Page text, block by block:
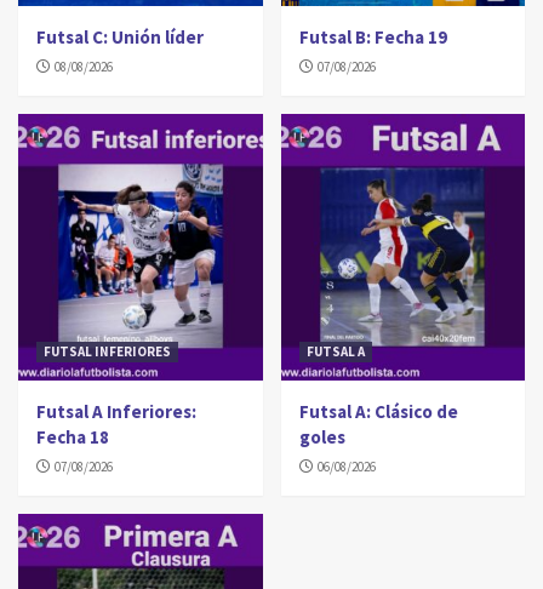
Futsal C: Unión líder
08/08/2026
Futsal B: Fecha 19
07/08/2026
FUTSAL INFERIORES
Futsal A Inferiores:
Fecha 18
07/08/2026
FUTSAL A
Futsal A: Clásico de
goles
06/08/2026